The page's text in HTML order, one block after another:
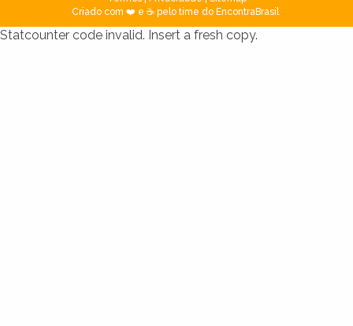
Criado com ❤️ e ☕ pelo time do EncontraBrasil
Statcounter code invalid. Insert a fresh copy.